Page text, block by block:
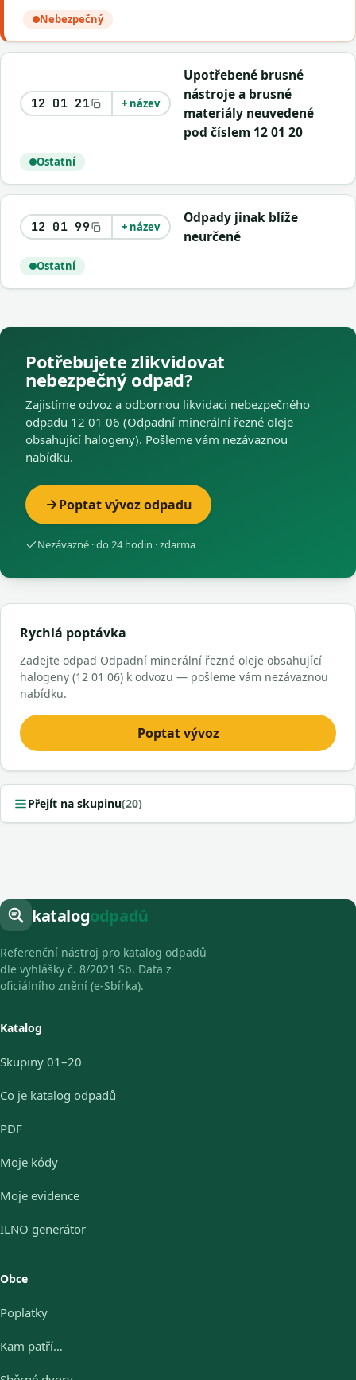
Nebezpečný
12 01 21 + název
Upotřebené brusné
nástroje a brusné
materiály neuvedené
pod číslem 12 01 20
Ostatní
12 01 99 + název
Odpady jinak blíže
neurčené
Ostatní
Potřebujete zlikvidovat
nebezpečný odpad?
Zajistíme odvoz a odbornou likvidaci nebezpečného
odpadu 12 01 06 (Odpadní minerální řezné oleje
obsahující halogeny). Pošleme vám nezávaznou
nabídku.
Poptat vývoz odpadu
Nezávazné · do 24 hodin · zdarma
Rychlá poptávka
Zadejte odpad Odpadní minerální řezné oleje obsahující
halogeny (12 01 06) k odvozu — pošleme vám nezávaznou
nabídku.
Poptat vývoz
Přejít na skupinu(20)
katalogodpadů
Referenční nástroj pro katalog odpadů
dle vyhlášky č. 8/2021 Sb. Data z
oficiálního znění (e-Sbírka).
Katalog
Skupiny 01–20
Co je katalog odpadů
PDF
Moje kódy
Moje evidence
ILNO generátor
Obce
Poplatky
Kam patří…